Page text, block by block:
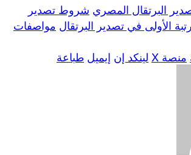
البرتقال المصري شروط تصدير
الأولى في تصدير البرتقال مواصفات
منصة X لينكد إن إيميل طباعة